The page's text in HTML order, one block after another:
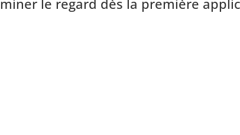
le regard dès la première